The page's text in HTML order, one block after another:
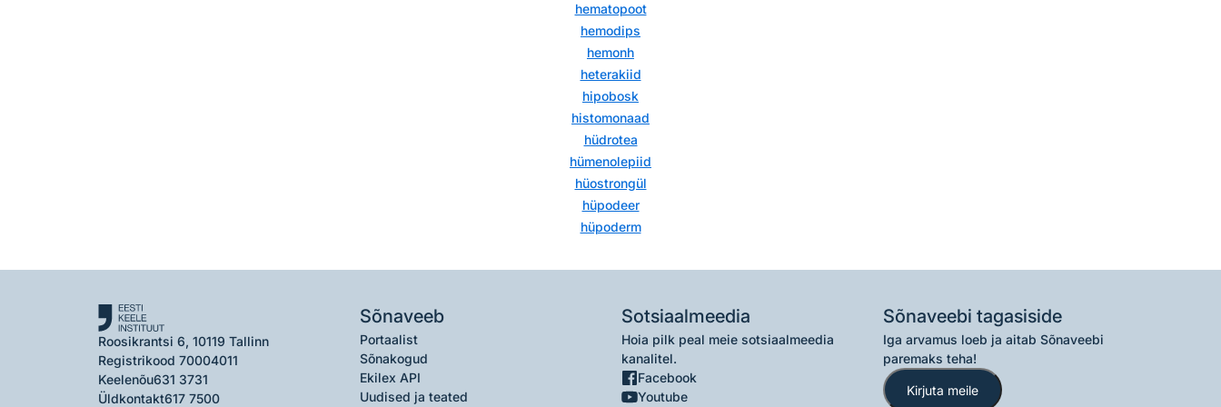
hematopoot
hemodips
hemonh
heterakiid
hipobosk
histomonaad
hüdrotea
hümenolepiid
hüostrongül
hüpodeer
hüpoderm
Roosikrantsi 6, 10119 Tallinn
Registrikood 70004011
Keelenõu631 3731
Üldkontakt617 7500
Sõnaveeb
Portaalist
Sõnakogud
Ekilex API
Uudised ja teated
Sotsiaalmeedia
Hoia pilk peal meie sotsiaalmeedia
kanalitel.
Facebook
Youtube
Sõnaveebi tagasiside
Iga arvamus loeb ja aitab Sõnaveebi
paremaks teha!
Kirjuta meile